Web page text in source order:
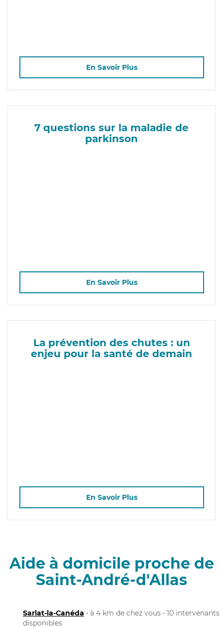
En Savoir Plus
7 questions sur la maladie de
parkinson
En Savoir Plus
La prévention des chutes : un
enjeu pour la santé de demain
En Savoir Plus
Aide à domicile proche de
Saint-André-d'Allas
Sarlat-la-Canéda • à 4 km de chez vous • 10 intervenants
disponibles